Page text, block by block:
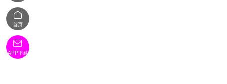

首页

APP下载